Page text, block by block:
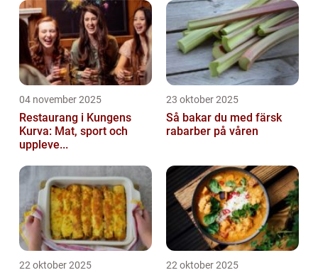
04 november 2025
Restaurang i Kungens
Kurva: Mat, sport och
uppleve...
23 oktober 2025
Så bakar du med färsk
rabarber på våren
22 oktober 2025 22 oktober 2025